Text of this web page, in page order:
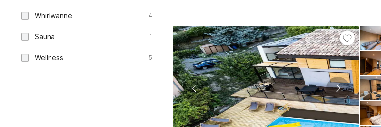
Whirlwanne 4
Sauna 1
Wellness 5